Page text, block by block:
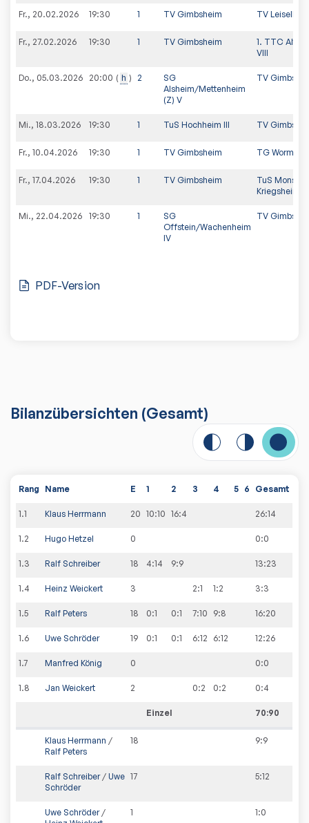
Fr., 20.02.2026 19:30 1 TV Gimbsheim TV
Fr., 27.02.2026 19:30 1 TV Gimbsheim
1. TTC
VIII
Do., 05.03.2026 20:00 h 2
SG
Alsheim/Mettenheim
(Z) V
TV
Mi., 18.03.2026 19:30 1 TuS Hochheim III TV
Fr., 10.04.2026 19:30 1 TV Gimbsheim TG Worms IV
Fr., 17.04.2026 19:30 1 TV Gimbsheim
TuS
Kriegsheim
Mi., 22.04.2026 19:30 1
SG
Offstein/Wachenheim
IV
TV
PDF-Version
Bilanzübersichten (Gesamt)
Rang Name E 1 2 3 4 5 6 Gesamt
1.1 Klaus Herrmann 20 10:10 16:4 26:14
1.2 Hugo Hetzel 0 0:0
1.3 Ralf Schreiber 18 4:14 9:9 13:23
1.4 Heinz Weickert 3 2:1 1:2 3:3
1.5 Ralf Peters 18 0:1 0:1 7:10 9:8 16:20
1.6 Uwe Schröder 19 0:1 0:1 6:12 6:12 12:26
1.7 Manfred König 0 0:0
1.8 Jan Weickert 2 0:2 0:2 0:4
Einzel 70:90
Klaus Herrmann /
Ralf Peters
18 9:9
Ralf Schreiber/ Uwe
Schröder
17 5:12
Uwe Schröder/
1 1:0